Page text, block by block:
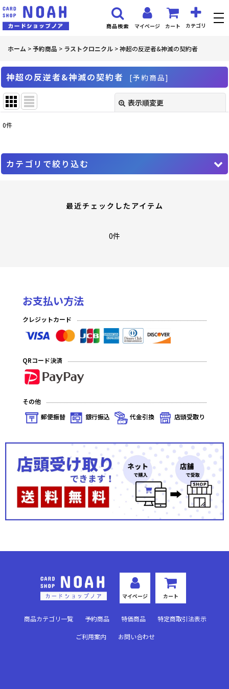
マイページ カート カテゴリ
商品検索
ホーム >予約商品 > ラストクロニクル >神超の反逆者&神滅の契約者
神超の反逆者&神滅の契約者 [予約商品]
表示順変更
並び順:
0件
カテゴリで絞り込む
陽光編IV
陽光編III Foil
陽光編II Foil
陽光編I Foil
天空編IV Foil
天空編III Foil
天空編III
天空編I Foil
最近チェックしたアイテム
0件
お支払い方法
クレジットカード
QRコード決済
その他
郵便振替
銀行振込 代金引換 店頭受取り
マイページ カート
商品カテゴリ一覧 予約商品 特価商品 特定商取引法表示
ご利用案内 お問い合わせ